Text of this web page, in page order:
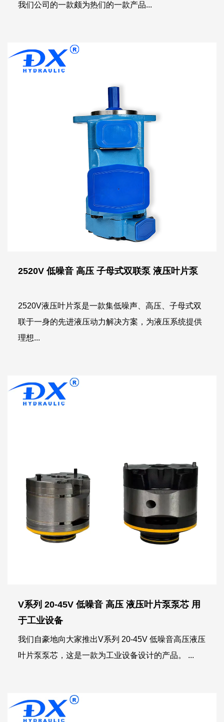
我们公司的一款颇为热们的一款产品...
2520V 低噪音 高压 子母式双联泵 液压叶片泵
2520V液压叶片泵是一款集低噪声、高压、子母式双
联于一身的先进液压动力解决方案，为液压系统提供
理想...
V系列 20-45V 低噪音 高压 液压叶片泵泵芯 用
于工业设备
我们自豪地向大家推出V系列 20-45V 低噪音高压液压
叶片泵泵芯，这是一款为工业设备设计的产品。 ...